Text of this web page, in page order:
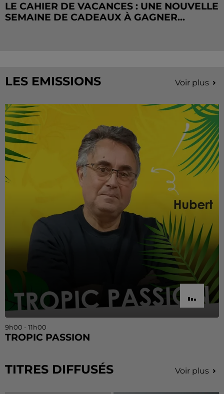
LE CAHIER DE VACANCES : UNE NOUVELLE
SEMAINE DE CADEAUX À GAGNER...
LES EMISSIONS Voir plus
9h00 - 11h00
TROPIC PASSION
TITRES DIFFUSÉS Voir plus